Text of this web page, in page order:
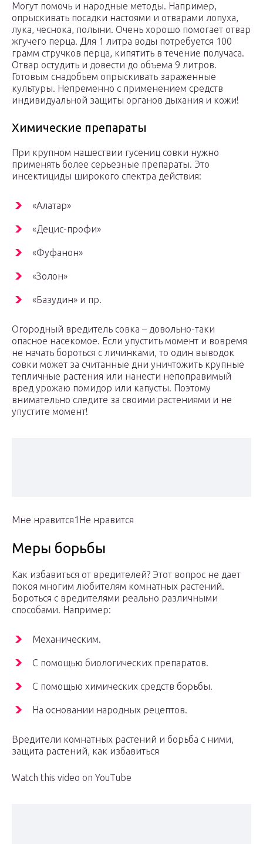
Могут помочь и народные методы. Например,
опрыскивать посадки настоями и отварами лопуха,
лука, чеснока, полыни. Очень хорошо помогает отвар
жгучего перца. Для 1 литра воды потребуется 100
грамм стручков перца, кипятить в течение получаса.
Отвар остудить и довести до объема 9 литров.
Готовым снадобьем опрыскивать зараженные
культуры. Непременно с применением средств
индивидуальной защиты органов дыхания и кожи!
Химические препараты
При крупном нашествии гусениц совки нужно
применять более серьезные препараты. Это
инсектициды широкого спектра действия:
«Алатар»
«Децис-профи»
«Фуфанон»
«Золон»
«Базудин» и пр.
Огородный вредитель совка – довольно-таки
опасное насекомое. Если упустить момент и вовремя
не начать бороться с личинками, то один выводок
совки может за считанные дни уничтожить крупные
тепличные растения или нанести непоправимый
вред урожаю помидор или капусты. Поэтому
внимательно следите за своими растениями и не
упустите момент!
Мне нравится1Не нравится
Меры борьбы
Как избавиться от вредителей? Этот вопрос не дает
покоя многим любителям комнатных растений.
Бороться с вредителями реально различными
способами. Например:
Механическим.
С помощью биологических препаратов.
С помощью химических средств борьбы.
На основании народных рецептов.
Вредители комнатных растений и борьба с ними,
защита растений, как избавиться
Watch this video on YouTube